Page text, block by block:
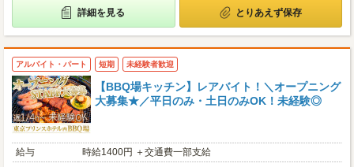
詳細を見る とりあえず保存
アルバイト・パート 短期 未経験者歓迎
【BBQ場キッチン】レアバイト！＼オープニング
大募集★／平日のみ・土日のみOK！未経験◎
給与
時給1400円 ＋交通費一部支給